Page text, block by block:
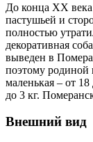
До конца ХХ века
пастушьей и
полностью
декоративная
выведен в
поэтому родиной
маленькая – от 18
до 3 кг.
Внешний вид